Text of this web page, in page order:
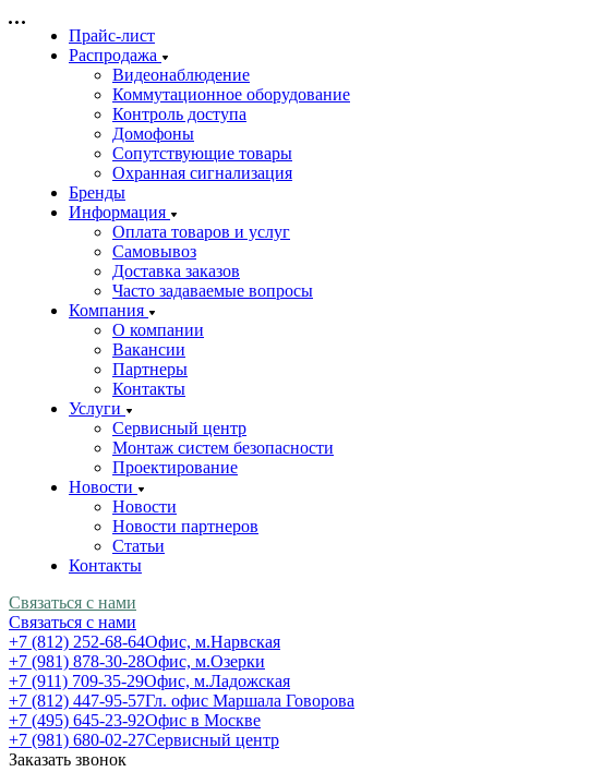
Прайс-лист
Распродажа
Видеонаблюдение
Коммутационное оборудование
Контроль доступа
Домофоны
Сопутствующие товары
Охранная сигнализация
Бренды
Информация
Оплата товаров и услуг
Самовывоз
Доставка заказов
Часто задаваемые вопросы
Компания
О компании
Вакансии
Партнеры
Контакты
Услуги
Сервисный центр
Монтаж систем безопасности
Проектирование
Новости
Новости
Новости партнеров
Статьи
Контакты
Связаться с нами
Связаться с нами
+7 (812) 252-68-64Офис, м.Нарвская
+7 (981) 878-30-28Офис, м.Озерки
+7 (911) 709-35-29Офис, м.Ладожская
+7 (812) 447-95-57Гл. офис Маршала Говорова
+7 (495) 645-23-92Офис в Москве
+7 (981) 680-02-27Сервисный центр
Заказать звонок